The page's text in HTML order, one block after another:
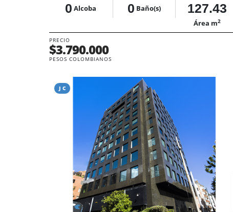
0 Alcoba 0 Baño(s) 127.43
Área m2
PRECIO
$3.790.000
PESOS COLOMBIANOS
J C